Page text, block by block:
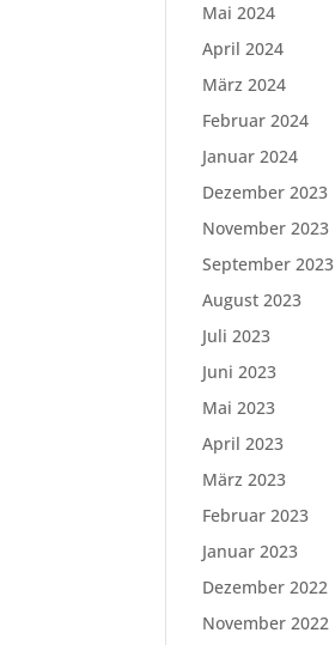
Mai 2024
April 2024
März 2024
Februar 2024
Januar 2024
Dezember 2023
November 2023
September 2023
August 2023
Juli 2023
Juni 2023
Mai 2023
April 2023
März 2023
Februar 2023
Januar 2023
Dezember 2022
November 2022